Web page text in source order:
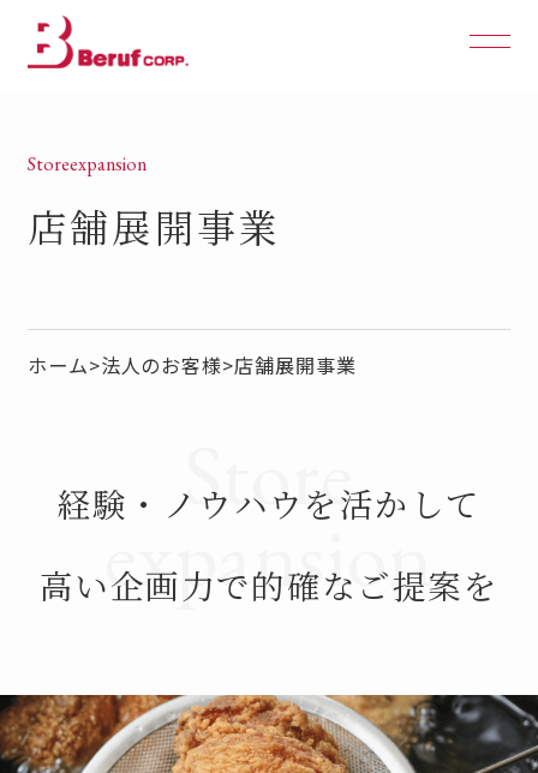
Storeexpansion
店舗展開事業
ホーム>法人のお客様>店舗展開事業
経験・ノウハウを活かして
高い企画力で的確なご提案を
Store
expansion